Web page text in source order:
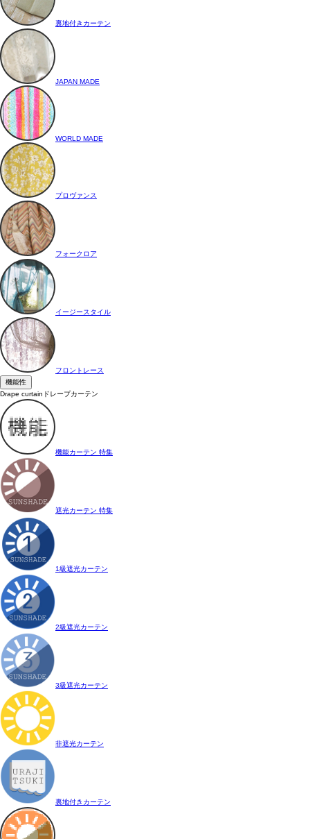
裏地付きカーテン
JAPAN MADE
WORLD MADE
プロヴァンス
フォークロア
イージースタイル
フロントレース
機能性
Drape curtain ドレープカーテン
機能カーテン 特集
遮光カーテン 特集
1級遮光カーテン
2級遮光カーテン
3級遮光カーテン
非遮光カーテン
裏地付きカーテン